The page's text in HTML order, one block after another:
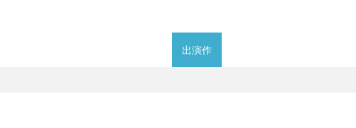
出演作